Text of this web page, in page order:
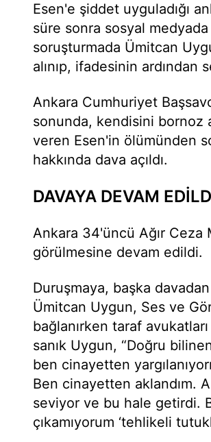
Esen'e şiddet uyguladığı
süre sonra sosyal
soruşturmada Ümitcan
alınıp, ifadesinin ardından
Ankara Cumhuriyet
sonunda, kendisini bornoz
veren Esen'in ölümünden
hakkında dava açıldı.
DAVAYA DEVAM
Ankara 34'üncü Ağır Ceza
görülmesine devam edildi.
Duruşmaya, başka
Ümitcan Uygun, Ses ve
bağlanırken taraf
sanık Uygun, “Doğru
ben cinayetten
Ben cinayetten aklandım.
seviyor ve bu hale getirdi.
çıkamıyorum ‘tehlikeli